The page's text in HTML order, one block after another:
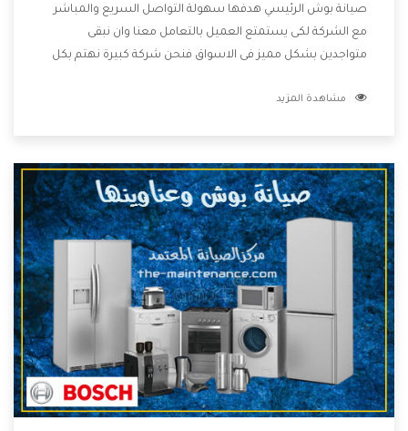
صيانة بوش الرئيسي هدفها سهولة التواصل السريع والمباشر
مع الشركة لكى يستمتع العميل بالتعامل معنا وان نبقى
متواجدين بشكل مميز فى الاسواق فنحن شركة كبيرة نهتم بكل
الشركة بها والتى تكون منها خدمة الصيانة التى تكون من أهم
الأسعار التى تكون مناسبة لكثير من العملاء
مشاهدة المزيد